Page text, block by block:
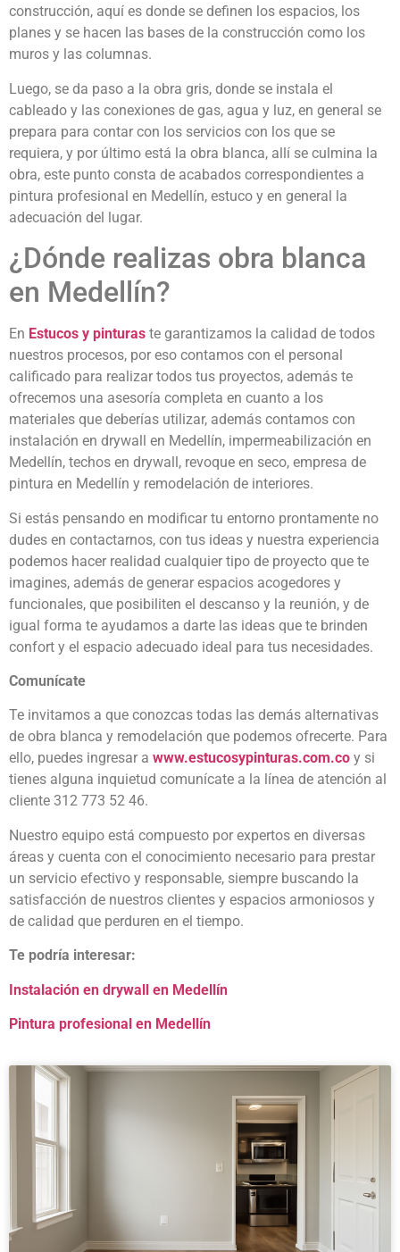
construcción, aquí es donde se definen los espacios, los
planes y se hacen las bases de la construcción como los
muros y las columnas.
Luego, se da paso a la obra gris, donde se instala el
cableado y las conexiones de gas, agua y luz, en general se
prepara para contar con los servicios con los que se
requiera, y por último está la obra blanca, allí se culmina la
obra, este punto consta de acabados correspondientes a
pintura profesional en Medellín, estuco y en general la
adecuación del lugar.
¿Dónde realizas obra blanca
en Medellín?
En Estucos y pinturas te garantizamos la calidad de todos
nuestros procesos, por eso contamos con el personal
calificado para realizar todos tus proyectos, además te
ofrecemos una asesoría completa en cuanto a los
materiales que deberías utilizar, además contamos con
instalación en drywall en Medellín, impermeabilización en
Medellín, techos en drywall, revoque en seco, empresa de
pintura en Medellín y remodelación de interiores.
Si estás pensando en modificar tu entorno prontamente no
dudes en contactarnos, con tus ideas y nuestra experiencia
podemos hacer realidad cualquier tipo de proyecto que te
imagines, además de generar espacios acogedores y
funcionales, que posibiliten el descanso y la reunión, y de
igual forma te ayudamos a darte las ideas que te brinden
confort y el espacio adecuado ideal para tus necesidades.
Comunícate
Te invitamos a que conozcas todas las demás alternativas
de obra blanca y remodelación que podemos ofrecerte. Para
ello, puedes ingresar a www.estucosypinturas.com.co y si
tienes alguna inquietud comunícate a la línea de atención al
cliente 312 773 52 46.
Nuestro equipo está compuesto por expertos en diversas
áreas y cuenta con el conocimiento necesario para prestar
un servicio efectivo y responsable, siempre buscando la
satisfacción de nuestros clientes y espacios armoniosos y
de calidad que perduren en el tiempo.
Te podría interesar:
Instalación en drywall en Medellín
Pintura profesional en Medellín